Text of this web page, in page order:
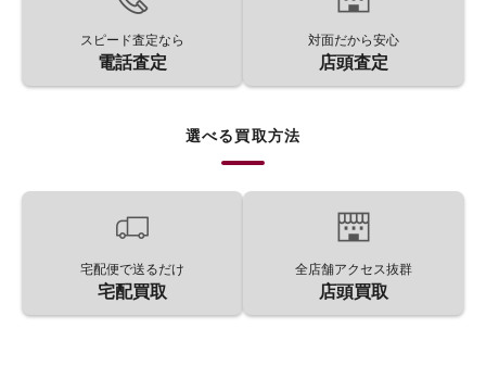
スピード査定なら
電話査定
対面だから安心
店頭査定
選べる買取方法
宅配便で送るだけ
宅配買取
全店舗アクセス抜群
店頭買取